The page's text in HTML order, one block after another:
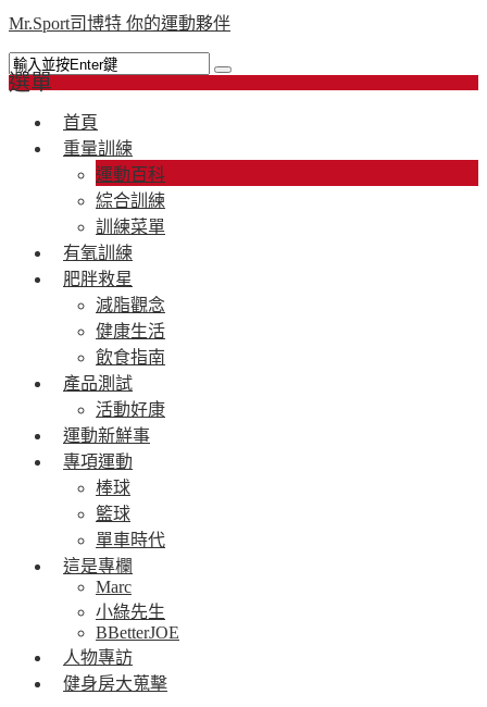
Mr.Sport司博特 你的運動夥伴
選單
首頁
重量訓練
運動百科
綜合訓練
訓練菜單
有氧訓練
肥胖救星
減脂觀念
健康生活
飲食指南
產品測試
活動好康
運動新鮮事
專項運動
棒球
籃球
單車時代
這是專欄
Marc
小綠先生
BBetterJOE
人物專訪
健身房大蒐擊